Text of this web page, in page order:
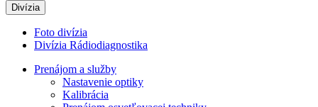
Divízia
Foto divízia
Divízia Rádiodiagnostika
Prenájom a služby
Nastavenie optiky
Kalibrácia